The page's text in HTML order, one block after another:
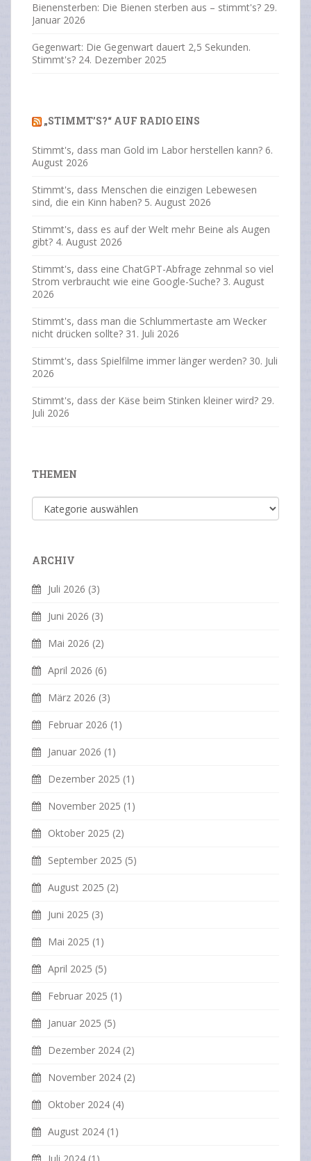
Bienensterben: Die Bienen sterben aus – stimmt's? 29.
Januar 2026
Gegenwart: Die Gegenwart dauert 2,5 Sekunden.
Stimmt's? 24. Dezember 2025
„STIMMT’S?“ AUF RADIO EINS
Stimmt's, dass man Gold im Labor herstellen kann? 6.
August 2026
Stimmt's, dass Menschen die einzigen Lebewesen
sind, die ein Kinn haben? 5. August 2026
Stimmt's, dass es auf der Welt mehr Beine als Augen
gibt? 4. August 2026
Stimmt's, dass eine ChatGPT-Abfrage zehnmal so viel
Strom verbraucht wie eine Google-Suche? 3. August
2026
Stimmt's, dass man die Schlummertaste am Wecker
nicht drücken sollte? 31. Juli 2026
Stimmt's, dass Spielfilme immer länger werden? 30. Juli
2026
Stimmt's, dass der Käse beim Stinken kleiner wird? 29.
Juli 2026
THEMEN
Themen
ARCHIV
Juli 2026 (3)
Juni 2026 (3)
Mai 2026 (2)
April 2026 (6)
März 2026 (3)
Februar 2026 (1)
Januar 2026 (1)
Dezember 2025 (1)
November 2025 (1)
Oktober 2025 (2)
September 2025 (5)
August 2025 (2)
Juni 2025 (3)
Mai 2025 (1)
April 2025 (5)
Februar 2025 (1)
Januar 2025 (5)
Dezember 2024 (2)
November 2024 (2)
Oktober 2024 (4)
August 2024 (1)